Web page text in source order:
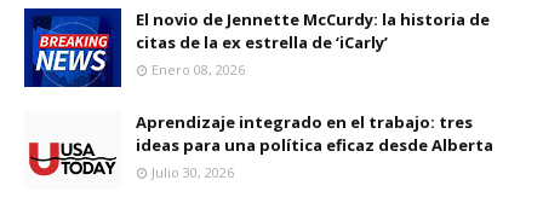
El novio de Jennette McCurdy: la historia de
citas de la ex estrella de ‘iCarly’
Enero 08, 2026
Aprendizaje integrado en el trabajo: tres
ideas para una política eficaz desde Alberta
Julio 30, 2026